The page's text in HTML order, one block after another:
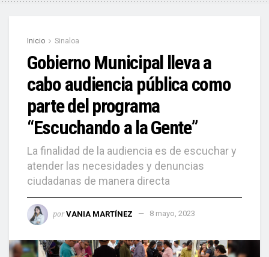
Inicio Sinaloa
Gobierno Municipal lleva a
cabo audiencia pública como
parte del programa
“Escuchando a la Gente”
La finalidad de la audiencia es de escuchar y
atender las necesidades y denuncias
ciudadanas de manera directa
por VANIA MARTÍNEZ 8 mayo, 2023